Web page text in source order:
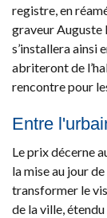
registre, en
graveur Auguste
s’installera ainsi
abriteront de
rencontre pour
Entre
Le prix décerne
la mise au jour
transformer le
de la ville,